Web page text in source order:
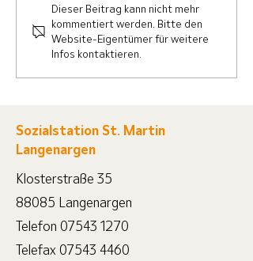
Dieser Beitrag kann nicht mehr
kommentiert werden. Bitte den
Website-Eigentümer für weitere
Infos kontaktieren.
Sozialstation St. Martin
Langenargen
Klosterstraße 35
88085 Langenargen
Telefon 07543 1270
Telefax 07543 4460